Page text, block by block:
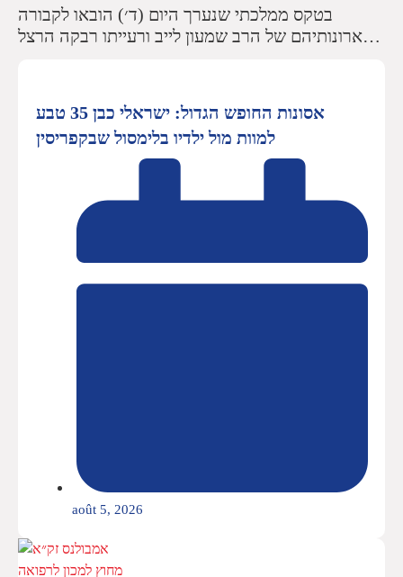
בטקס ממלכתי שנערך היום (ד׳) הובאו לקבורה
ארונותיהם של הרב שמעון לייב ורעייתו רבקה הרצל…
אסונות החופש הגדול: ישראלי כבן 35 טבע
למוות מול ילדיו בלימסול שבקפריסין
août 5, 2026